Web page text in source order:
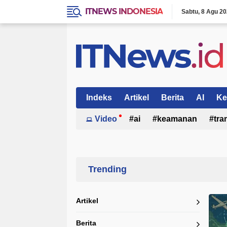
ITNEWS INDONESIA Sabtu 8 Agu
Indeks Artikel Berita AI
Video ai keamanan
Artikel
Berita